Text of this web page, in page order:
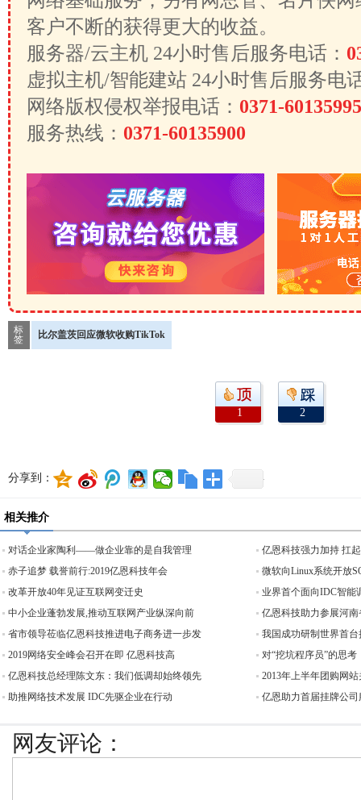
客户不断的获得更大的收益。
服务器/云主机 24小时售后服务电话：
虚拟主机/智能建站 24小时售后服务电
网络版权侵权举报电话： 0371-60135995
服务热线： 0371-60135900
标
签
比尔盖茨回应微软收购TikTok
1 2
分享到：
相关推介
对话企业家陶利——做企业靠的是自我管理
赤子追梦 载誉前行:2019亿恩科技年会
改革开放40年见证互联网变迁史
中小企业蓬勃发展,推动互联网产业纵深向前
省市领导莅临亿恩科技推进电子商务进一步发
2019网络安全峰会召开在即 亿恩科技高
亿恩科技总经理陈文东：我们低调却始终领先
助推网络技术发展 IDC先驱企业在行动
亿恩科技强力加持 扛
微软向Linux系统开放
业界首个面向IDC智能
亿恩科技助力参展河
我国成功研制世界首
对“挖坑程序员”的思考
2013年上半年团购网站
亿恩助力首届挂牌公司
网友评论：